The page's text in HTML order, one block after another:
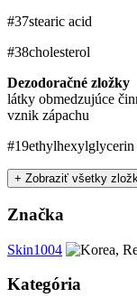
#37stearic acid
#38cholesterol
Dezodoračné zložky
látky obmedzujúce
vznik zápachu
#19ethylhexylglycerin
+ Zobraziť všetky
Značka
Skin1004
Kategória